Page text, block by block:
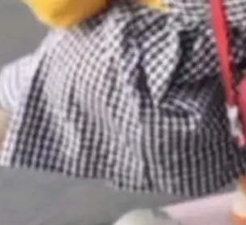
的焦虑清单上多了两项：
能体应用安全地从PoC走
试团队跟得上AI应用...
+ 可空字段来表示——bool
nullable 的默认模式、浅
产生大量无意义的组
突了、全 null 了。要知道
，你得靠"文档、校验、或
法。Rust 的 enum，两个
器人"——每个大厂都在
Kenton Varda 在 Twitte
今天我们发布了 Cloudfla
聊天机器人，跟其他所
只不过，实际上它不一
的重制版，我十年前的
是，这次它构建在 Cloudf
了九年时间搭建的平台
。这基本上是我十年秘密
，可自托管的分
团队推出了最新开源项
己机器上运行 Cloudflare
的守护进程。 设
象是一个独立的 SQLite
复制到你自己的 S3 兼容
通过这个存储库协调——
识协议。每个对象自带一
然按分片构建，单个数据
题在设计层面就被消除
流畅/AI榜：vivo夺
三星Galaxy Z系列
，由于存储等硬件成本暴
不好过啊，新机速度明显
许多。新机参数规格除开
Galaxy Z Fold8 Ultra / Z
其余要么是中低端机器，
新项目——DeltaDB，一